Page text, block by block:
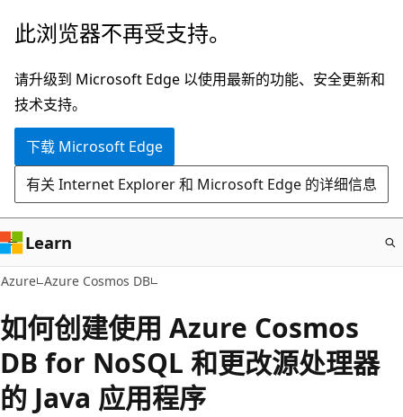
跳
主
要
内
此浏览器不再受支持。
请升级到 Microsoft Edge 以使用最新的功能、安全更新和
技术支持。
下载 Microsoft Edge
有关 Internet Explorer 和 Microsoft Edge 的详细信息
Learn
Azure Azure Cosmos DB
如何创建使用 Azure Cosmos
DB for NoSQL 和更改源处理器
的 Java 应用程序